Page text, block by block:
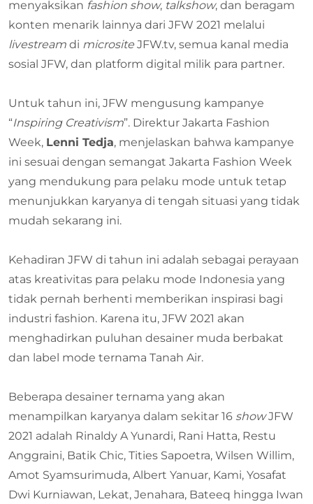
menyaksikan fashion show, talkshow, dan beragam
konten menarik lainnya dari JFW 2021 melalui
livestream di microsite JFW.tv, semua kanal media
sosial JFW, dan platform digital milik para partner.
Untuk tahun ini, JFW mengusung kampanye
“Inspiring Creativism”. Direktur Jakarta Fashion
Week, Lenni Tedja, menjelaskan bahwa kampanye
ini sesuai dengan semangat Jakarta Fashion Week
yang mendukung para pelaku mode untuk tetap
menunjukkan karyanya di tengah situasi yang tidak
mudah sekarang ini.
Kehadiran JFW di tahun ini adalah sebagai perayaan
atas kreativitas para pelaku mode Indonesia yang
tidak pernah berhenti memberikan inspirasi bagi
industri fashion. Karena itu, JFW 2021 akan
menghadirkan puluhan desainer muda berbakat
dan label mode ternama Tanah Air.
Beberapa desainer ternama yang akan
menampilkan karyanya dalam sekitar 16 showJFW
2021 adalah Rinaldy A Yunardi, Rani Hatta, Restu
Anggraini, Batik Chic, Tities Sapoetra, Wilsen Willim,
Amot Syamsurimuda, Albert Yanuar, Kami, Yosafat
Dwi Kurniawan, Lekat, Jenahara, Bateeq hingga Iwan